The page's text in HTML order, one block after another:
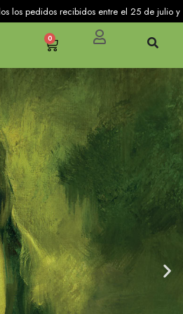
entre el 25 de julio y el 31 de agosto, se
0